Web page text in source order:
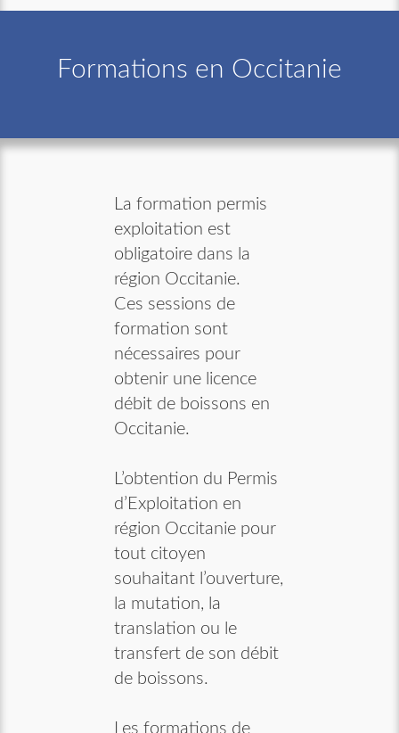
Formations en Occitanie
La formation permis
exploitation est
obligatoire dans la
région Occitanie.
Ces sessions de
formation sont
nécessaires pour
obtenir une licence
débit de boissons en
Occitanie.
L’obtention du Permis
d’Exploitation en
région Occitanie pour
tout citoyen
souhaitant l’ouverture,
la mutation, la
translation ou le
transfert de son débit
de boissons.
Les formations de